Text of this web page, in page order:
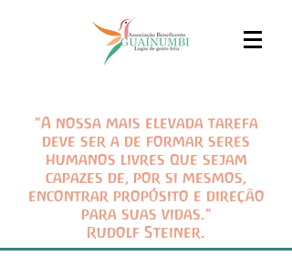
"A nossa mais elevada tarefa
deve ser a de formar seres
humanos livres que sejam
capazes de, por si mesmos,
encontrar propósito e direção
para suas vidas."
Rudolf Steiner.